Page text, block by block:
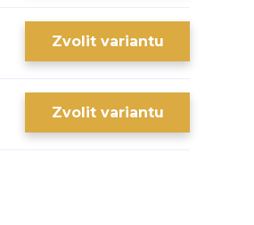
Zvolit variantu
Zvolit variantu